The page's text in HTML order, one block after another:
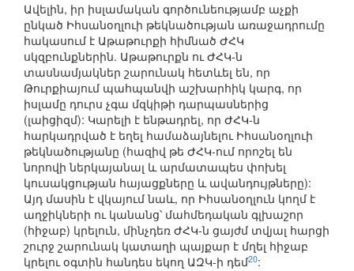
Ավելին, իր իսլամական գործունեությամբ աչքի
ընկած Իհսանօղլուի թեկնածության առաջադրումը
հակասում է Աթաթուրքի հիմնած ԺՀԿ
սկզբունքներին. Աթաթուրքն ու ԺՀԿ-ն
տասնամյակներ շարունակ հետևել են, որ
Թուրքիայում պահպանվի աշխարհիկ կարգ, որ
իսլամը դուրս չգա մզկիթի դարպասներից
(լաիցիզմ): Կարելի է ենթադրել, որ ԺՀԿ-ն
հարկադրված է եղել համաձայնելու Իհսանօղլուի
թեկնածությանը (հազիվ թե ԺՀԿ-ում որոշել են
նորովի ներկայանալ և արմատապես փոխել
կուսակցության հայացքները և ավանդույթները):
Այդ մասին է վկայում նաև, որ Իհսանօղլուն կողմ է
աղջիկների ու կանանց՝ մահմեդական գլխաշոր
(հիջաբ) կրելուն, մինչդեռ ԺՀԿ-ն ցայժմ տվյալ հարցի
շուրջ շարունակ կատաղի պայքար է մղել հիջաբ
կրելու օգտին հանդես եկող ԱԶԿ-ի դեմ20: